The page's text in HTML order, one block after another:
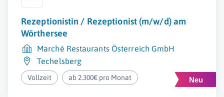
Rezeptionistin / Rezeptionist (m/w/d) am
Wörthersee
Marché Restaurants Österreich GmbH
Techelsberg
Vollzeit ab 2.300€ pro Monat